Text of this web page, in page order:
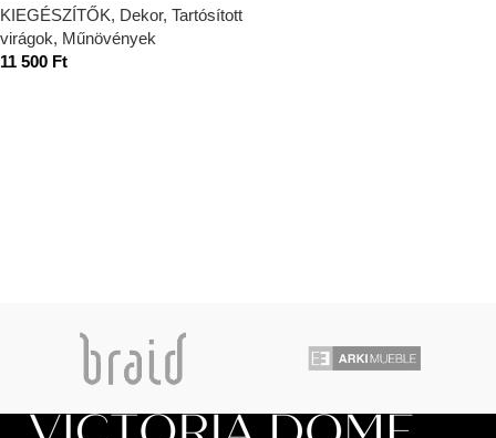
KIEGÉSZÍTŐK, Dekor, Tartósított
virágok, Műnövények
11 500 Ft